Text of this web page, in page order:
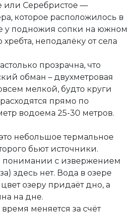
или Серебристое —
которое расположилось в
у подножия сопки на южном
неподалёку от села
прозрачна, что
обман – двухметровая
мелкой, будто круги
прямо по
водоема 25-30 метров.
небольшое термальное
бьют источники.
понимании с извержением
здесь нет. Вода в озере
озеру придаёт дно, а
на дне.
меняется за счёт